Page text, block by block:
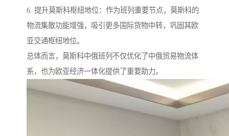
6. 提升莫斯科枢纽地位：作为班列重要节点，莫斯科的
物流集散功能增强，吸引更多国际货物中转，巩固其欧
亚交通枢纽地位。
总体而言，莫斯科中俄班列不仅优化了中俄贸易物流体
系，也为欧亚经济一体化提供了重要助力。